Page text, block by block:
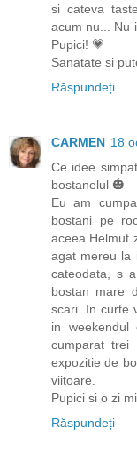
si cateva
acum nu...
Pupici! 💗
Sanatate si
Răspundeți
CARMEN 18
Ce idee
bostanelul 🎃
Eu am
bostani pe
aceea Helmut
agat mereu la
cateodata, s
bostan mare
scari. In curte
in weekendul
cumparat trei
expozitie de
viitoare.
Pupici si o zi
Răspundeți